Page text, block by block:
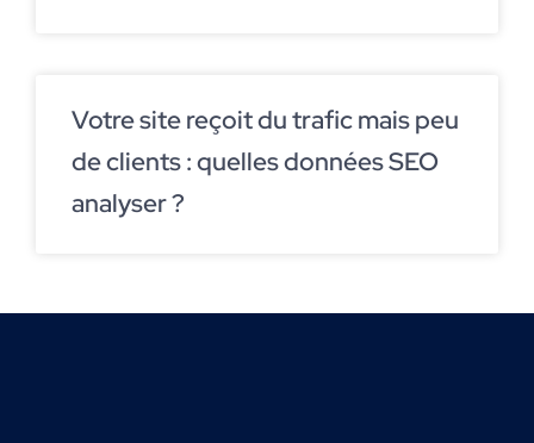
Votre site reçoit du trafic mais peu
de clients : quelles données SEO
analyser ?